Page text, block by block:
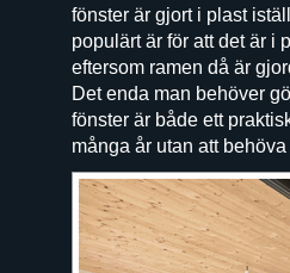
fönster är gjort i plast
populärt är för att det är i
eftersom ramen då är
Det enda man behöver
fönster är både ett
många år utan att